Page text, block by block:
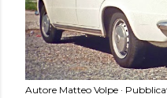
Autore Matteo Volpe